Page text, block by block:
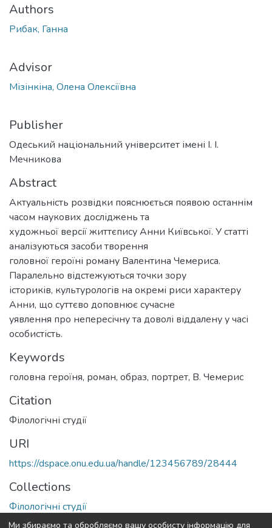
Authors
Рибак, Ганна
Advisor
Мізінкіна, Олена Олексіївна
Publisher
Одеський національний університет імені І. І.
Мечникова
Abstract
Актуальність розвідки пояснюється появою останнім
часом наукових досліджень та
художньої версії життєпису Анни Київської. У статті
аналізуються засоби творення
головної героїні роману Валентина Чемериса.
Паралельно відстежуються точки зору
істориків, культурологів на окремі риси характеру
Анни, що суттєво доповнює сучасне
уявлення про непересічну та доволі віддалену у часі
особистість.
Keywords
головна героїня, роман, образ, портрет, В. Чемерис
Citation
Філологічні студії
URI
https://dspace.onu.edu.ua/handle/123456789/28444
Collections
Філологічні студії
Ми збираємо та обробляємо вашу особисту інформацію для